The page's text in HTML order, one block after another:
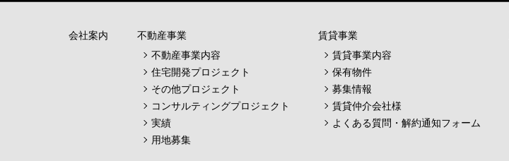
会社案内
不動産事業
不動産事業内容
住宅開発プロジェクト
その他プロジェクト
コンサルティングプロジェクト
実績
用地募集
賃貸事業
賃貸事業内容
保有物件
募集情報
賃貸仲介会社様
よくある質問・解約通知フォーム